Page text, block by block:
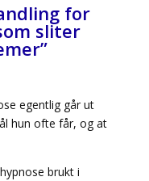
for
sliter
egentlig går ut
hun ofte får, og at
brukt i